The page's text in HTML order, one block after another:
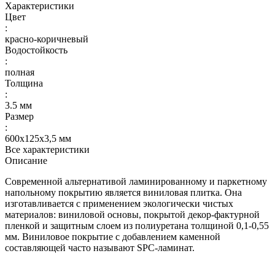
Характеристики
Цвет
:
красно-коричневый
Водостойкость
:
полная
Толщина
:
3.5 мм
Размер
:
600х125х3,5 мм
Все характеристики
Описание
Современной альтернативой ламинированному и паркетному
напольному покрытию является виниловая плитка. Она
изготавливается с применением экологически чистых
материалов: виниловой основы, покрытой декор-фактурной
пленкой и защитным слоем из полиуретана толщиной 0,1-0,55
мм. Виниловое покрытие с добавлением каменной
составляющей часто называют SPC-ламинат.